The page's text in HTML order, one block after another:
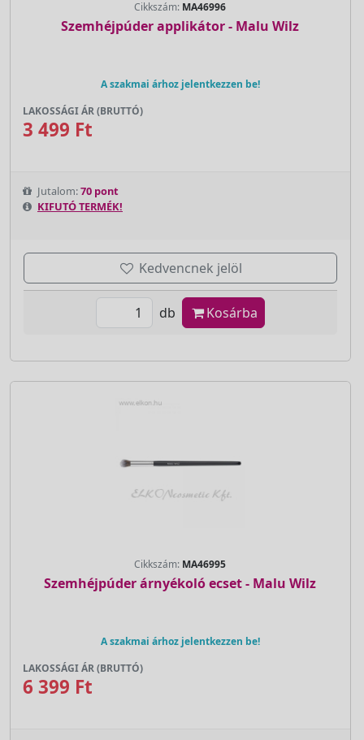
Cikkszám: MA46996
Szemhéjpúder applikátor - Malu Wilz
A szakmai árhoz jelentkezzen be!
LAKOSSÁGI ÁR (BRUTTÓ)
3 499 Ft
Jutalom:70 pont
KIFUTÓ TERMÉK!
Kedvencnek jelöl
db Kosárba
Cikkszám: MA46995
Szemhéjpúder árnyékoló ecset - Malu Wilz
A szakmai árhoz jelentkezzen be!
LAKOSSÁGI ÁR (BRUTTÓ)
6 399 Ft